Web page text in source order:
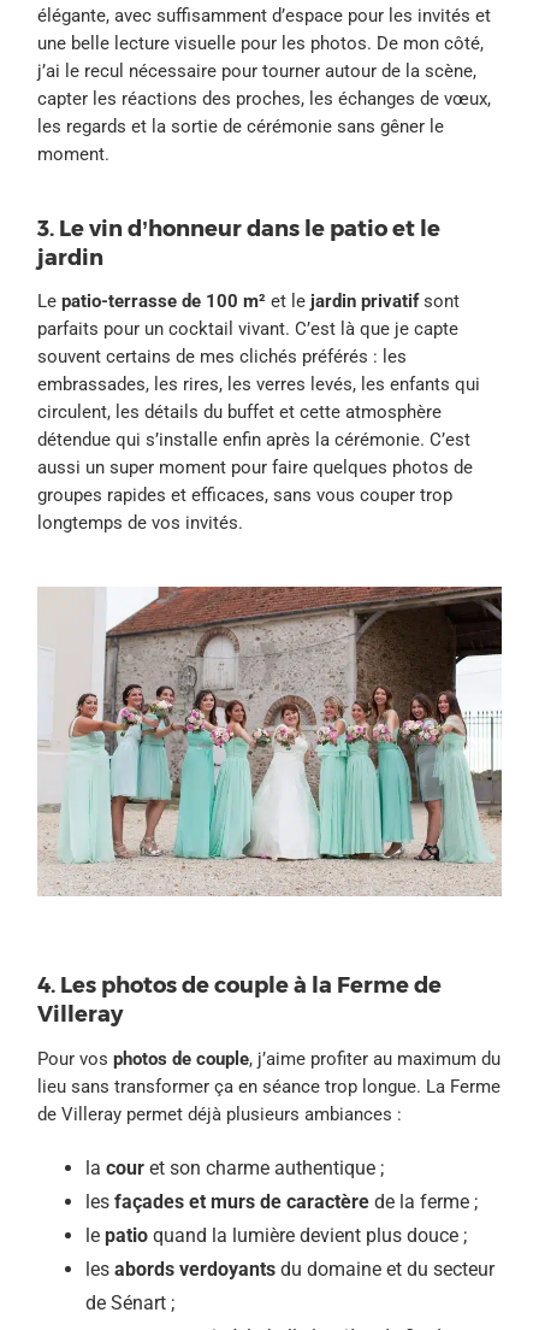
élégante, avec suffisamment d’espace pour les invités et
une belle lecture visuelle pour les photos. De mon côté,
j’ai le recul nécessaire pour tourner autour de la scène,
capter les réactions des proches, les échanges de vœux,
les regards et la sortie de cérémonie sans gêner le
moment.
3. Le vin d’honneur dans le patio et le
jardin
Lepatio-terrasse de 100 m² et le jardin privatifsont
parfaits pour un cocktail vivant. C’est là que je capte
souvent certains de mes clichés préférés : les
embrassades, les rires, les verres levés, les enfants qui
circulent, les détails du buffet et cette atmosphère
détendue qui s’installe enfin après la cérémonie. C’est
aussi un super moment pour faire quelques photos de
groupes rapides et efficaces, sans vous couper trop
longtemps de vos invités.
4. Les photos de couple à la Ferme de
Villeray
Pour vosphotos de couple, j’aime profiter au maximum du
lieu sans transformer ça en séance trop longue. La Ferme
de Villeray permet déjà plusieurs ambiances :
lacour et son charme authentique ;
lesfaçades et murs de caractère de la ferme ;
lepatio quand la lumière devient plus douce ;
lesabords verdoyants du domaine et du secteur
de Sénart ;